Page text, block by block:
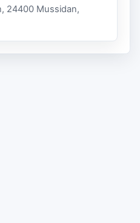
24400 Mussidan,